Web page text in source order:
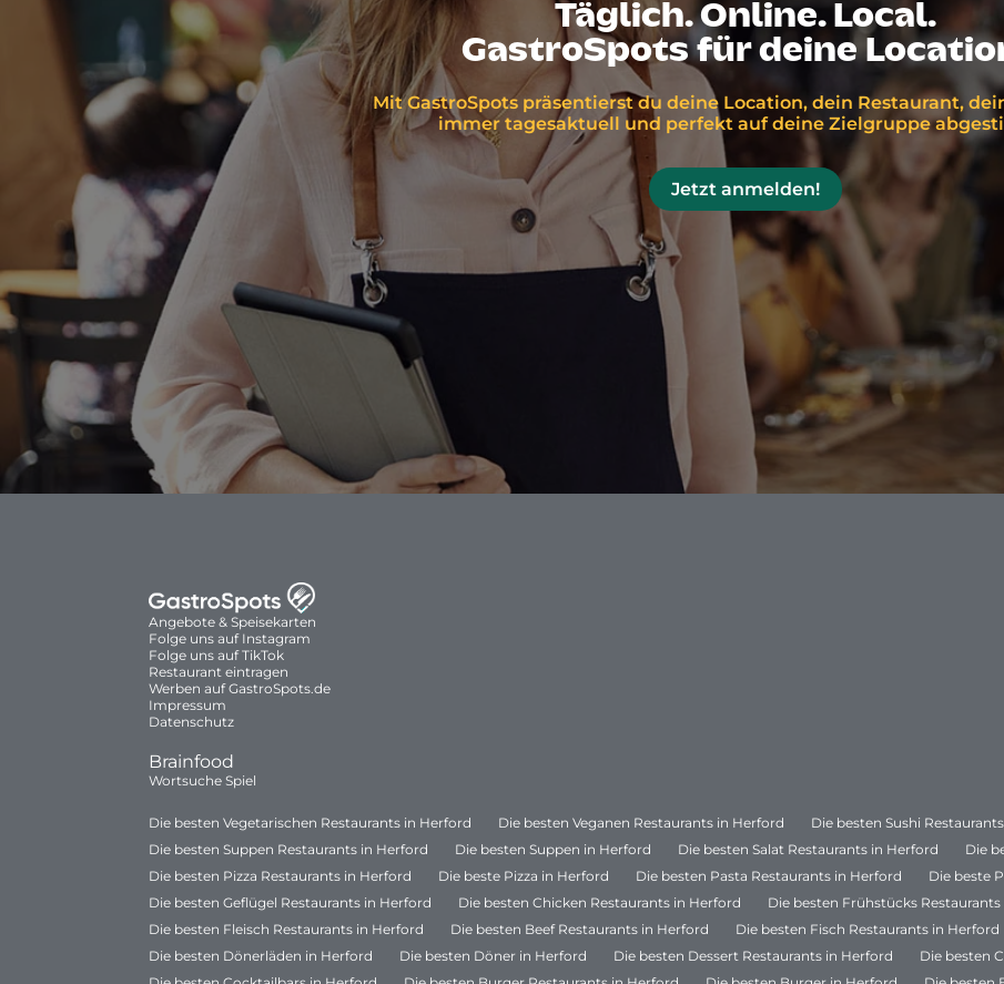
Täglich. Online. Local.
GastroSpots für deine
Mit GastroSpots präsentierst du deine Location, dein Restaurant,
immer tagesaktuell und perfekt auf deine Zielgruppe
Jetzt anmelden!
Angebote & Speisekarten
Folge uns auf Instagram
Folge uns auf TikTok
Restaurant eintragen
Werben auf GastroSpots.de
Impressum
Datenschutz
Brainfood
Wortsuche Spiel
Die besten Vegetarischen Restaurants in Herford Die besten Veganen Restaurants in Herford
Die besten Sushi
Die besten Suppen Restaurants in Herford
Die besten Suppen in Herford Die besten Salat Restaurants in Herford
Die
Die besten Pizza Restaurants in Herford
Die beste Pizza in Herford Die besten Pasta Restaurants in Herford
Die beste
Die besten Geflügel Restaurants in Herford
Die besten Chicken Restaurants in Herford
Die besten Frühstücks
Die besten Fleisch Restaurants in Herford
Die besten Beef Restaurants in Herford Die besten Fisch Restaurants in Herford
Die besten Dönerläden in Herford
Die besten Döner in Herford Die besten Dessert Restaurants in Herford
Die besten